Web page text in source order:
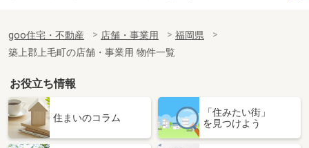
goo住宅・不動産 店舗・事業用
福岡県
築上郡上毛町の店舗・事業用 物件一覧
お役立ち情報
住まいのコラム
「住みたい街」
を見つけよう